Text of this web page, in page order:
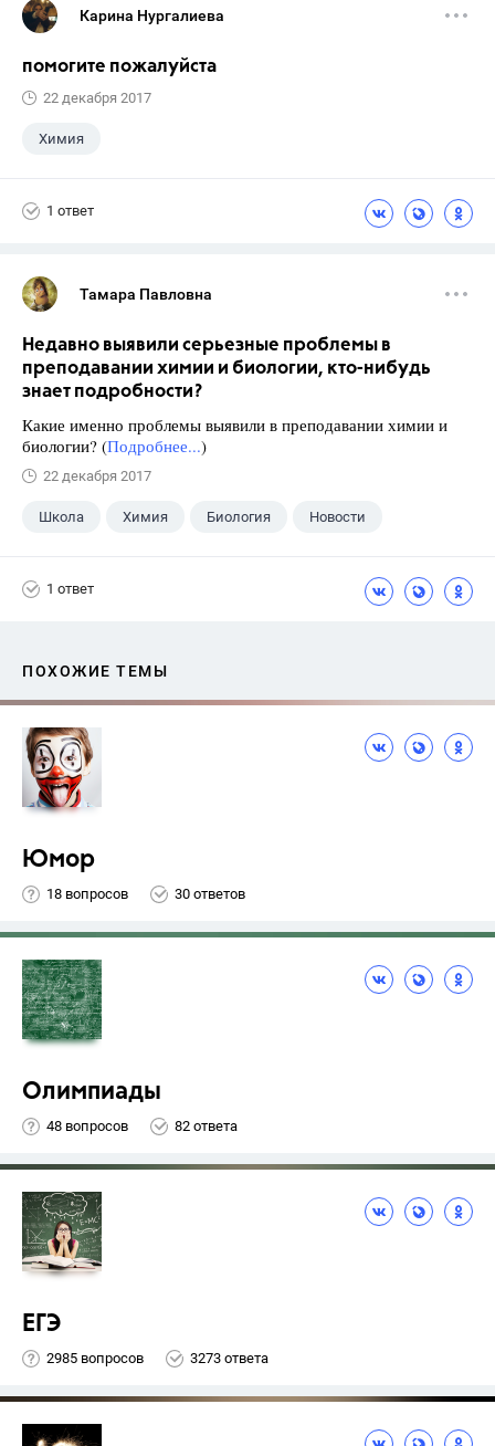
Карина Нургалиева
помогите пожалуйста
22 декабря 2017
Химия
1 ответ
Тамара Павловна
Недавно выявили серьезные проблемы в
преподавании химии и биологии, кто-нибудь
знает подробности?
Какие именно проблемы выявили в преподавании химии и
биологии? (Подробнее...)
22 декабря 2017
Школа Химия Биология Новости
1 ответ
ПОХОЖИЕ ТЕМЫ
Юмор
18 вопросов 30 ответов
Олимпиады
48 вопросов 82 ответа
ЕГЭ
2985 вопросов 3273 ответа